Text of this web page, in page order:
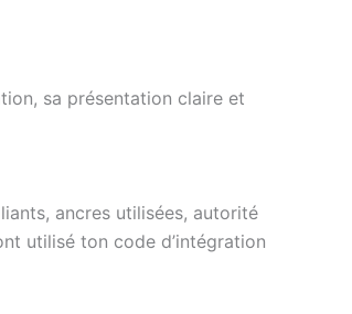
sa présentation claire et
ancres utilisées, autorité
utilisé ton code d’intégration